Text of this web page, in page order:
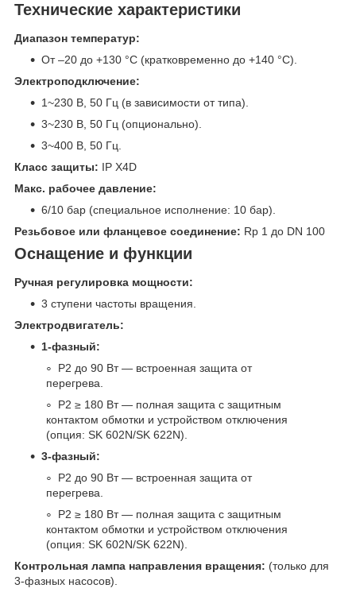
Технические характеристики
Диапазон температур:
От –20 до +130 °C (кратковременно до +140 °C).
Электроподключение:
1~230 В, 50 Гц (в зависимости от типа).
3~230 В, 50 Гц (опционально).
3~400 В, 50 Гц.
Класс защиты: IP X4D
Макс. рабочее давление:
6/10 бар (специальное исполнение: 10 бар).
Резьбовое или фланцевое соединение: Rp 1 до DN 100
Оснащение и функции
Ручная регулировка мощности:
3 ступени частоты вращения.
Электродвигатель:
1-фазный:
P2 до 90 Вт — встроенная защита от
перегрева.
P2 ≥ 180 Вт — полная защита с защитным
контактом обмотки и устройством отключения
(опция: SK 602N/SK 622N).
3-фазный:
P2 до 90 Вт — встроенная защита от
перегрева.
P2 ≥ 180 Вт — полная защита с защитным
контактом обмотки и устройством отключения
(опция: SK 602N/SK 622N).
Контрольная лампа направления вращения: (только для
3-фазных насосов).